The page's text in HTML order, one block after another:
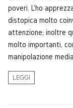
poveri. L'ho
distopica molto
attenzione; inoltre
molto importanti,
manipolazione
LEGGI